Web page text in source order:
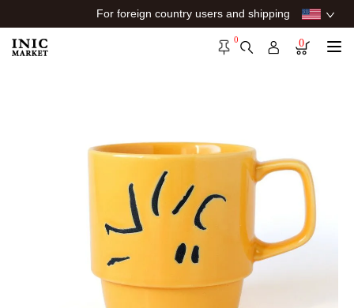
For foreign country users and shipping
0 0